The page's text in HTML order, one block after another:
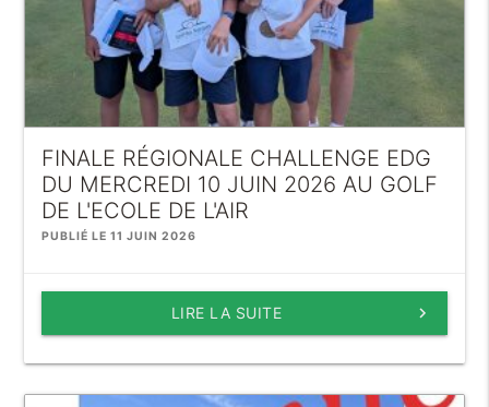
FINALE RÉGIONALE CHALLENGE EDG
DU MERCREDI 10 JUIN 2026 AU GOLF
DE L'ECOLE DE L'AIR
PUBLIÉ LE 11 JUIN 2026
keyboard_arrow_right
LIRE LA SUITE